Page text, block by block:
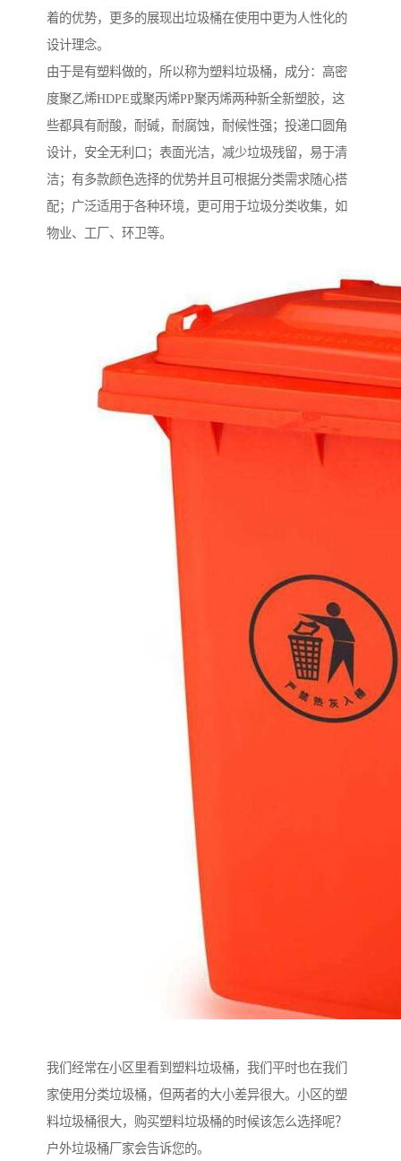
着的优势，更多的展现出垃圾桶在使用中更为人性化的
设计理念。
由于是有塑料做的，所以称为塑料垃圾桶，成分：高密
度聚乙烯HDPE或聚丙烯PP聚丙烯两种新全新塑胶，这
些都具有耐酸，耐碱，耐腐蚀，耐候性强；投递口圆角
设计，安全无利口；表面光洁，减少垃圾残留，易于清
洁；有多款颜色选择的优势并且可根据分类需求随心搭
配；广泛适用于各种环境，更可用于垃圾分类收集，如
物业、工厂、环卫等。
我们经常在小区里看到塑料垃圾桶，我们平时也在我们
家使用分类垃圾桶，但两者的大小差异很大。小区的塑
料垃圾桶很大，购买塑料垃圾桶的时候该怎么选择呢？
户外垃圾桶厂家会告诉您的。